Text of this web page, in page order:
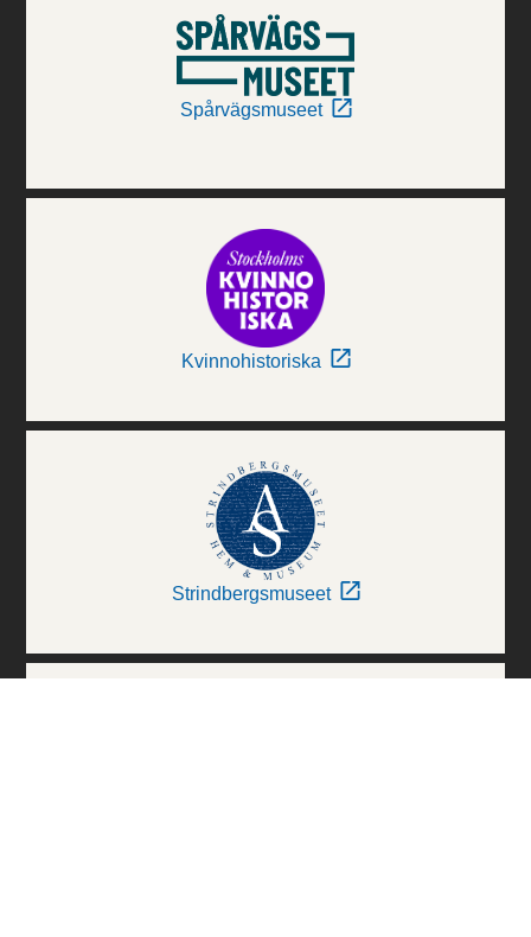
Spårvägsmuseet
Kvinnohistoriska
Strindbergsmuseet